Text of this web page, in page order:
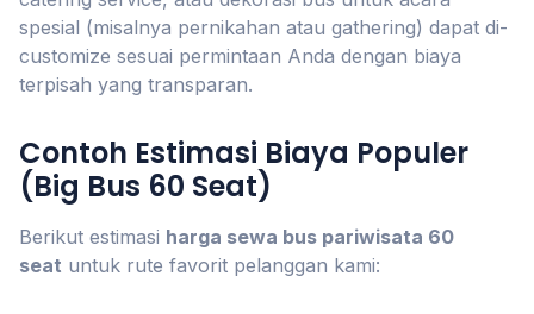
spesial (misalnya pernikahan atau gathering) dapat di-
customize sesuai permintaan Anda dengan biaya
terpisah yang transparan.
Contoh Estimasi Biaya Populer
(Big Bus 60 Seat)
Berikut estimasi harga sewa bus pariwisata 60
seat untuk rute favorit pelanggan kami: